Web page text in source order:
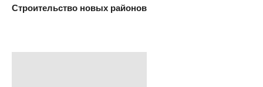
Строительство новых районов